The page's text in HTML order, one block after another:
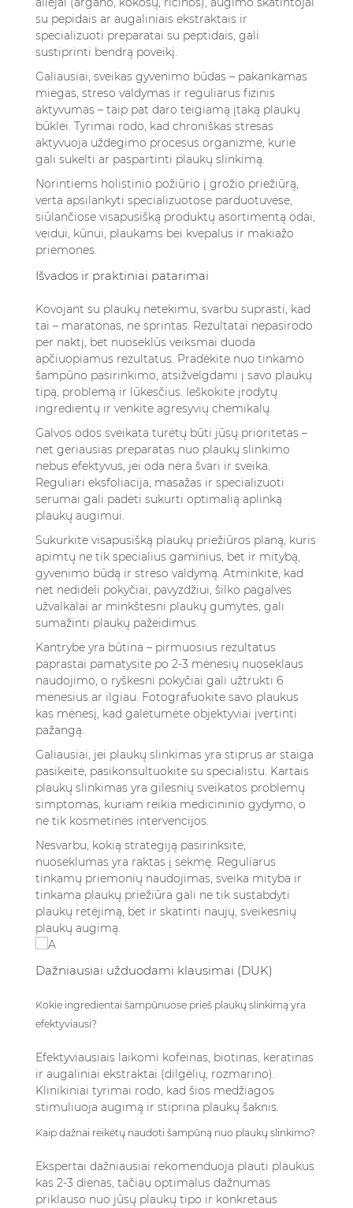
su pepidais ar augaliniais ekstraktais ir
specializuoti preparatai su peptidais, gali
sustiprinti bendrą poveikį.
Galiausiai, sveikas gyvenimo būdas – pakankamas
miegas, streso valdymas ir reguliarus fizinis
aktyvumas – taip pat daro teigiamą įtaką plaukų
būklei. Tyrimai rodo, kad chroniškas stresas
aktyvuoja uždegimo procesus organizme, kurie
gali sukelti ar paspartinti plaukų slinkimą.
Norintiems holistinio požiūrio į grožio priežiūrą,
verta apsilankyti specializuotose parduotuvėse,
siūlančiose visapusišką produktų asortimentą odai,
veidui, kūnui, plaukams bei kvepalus ir makiažo
priemones.
Išvados ir praktiniai patarimai
Kovojant su plaukų netekimu, svarbu suprasti, kad
tai – maratonas, ne sprintas. Rezultatai nepasirodo
per naktį, bet nuoseklūs veiksmai duoda
apčiuopiamus rezultatus. Pradėkite nuo tinkamo
šampūno pasirinkimo, atsižvelgdami į savo plaukų
tipą, problemą ir lūkesčius. Ieškokite įrodytų
ingredientų ir venkite agresyvių chemikalų.
Galvos odos sveikata turėtų būti jūsų prioritetas –
net geriausias preparatas nuo plaukų slinkimo
nebus efektyvus, jei oda nėra švari ir sveika.
Reguliari eksfoliacija, masažas ir specializuoti
serumai gali padėti sukurti optimalią aplinką
plaukų augimui.
Sukurkite visapusišką plaukų priežiūros planą, kuris
apimtų ne tik specialius gaminius, bet ir mitybą,
gyvenimo būdą ir streso valdymą. Atminkite, kad
net nedideli pokyčiai, pavyzdžiui, šilko pagalvės
užvalkalai ar minkštesni plaukų gumytės, gali
sumažinti plaukų pažeidimus.
Kantrybė yra būtina – pirmuosius rezultatus
paprastai pamatysite po 2-3 mėnesių nuoseklaus
naudojimo, o ryškesni pokyčiai gali užtrukti 6
mėnesius ar ilgiau. Fotografuokite savo plaukus
kas mėnesį, kad galėtumėte objektyviai įvertinti
pažangą.
Galiausiai, jei plaukų slinkimas yra stiprus ar staiga
pasikeitė, pasikonsultuokite su specialistu. Kartais
plaukų slinkimas yra gilesnių sveikatos problemų
simptomas, kuriam reikia medicininio gydymo, o
ne tik kosmetinės intervencijos.
Nesvarbu, kokią strategiją pasirinksite,
nuoseklumas yra raktas į sėkmę. Reguliarus
tinkamų priemonių naudojimas, sveika mityba ir
tinkama plaukų priežiūra gali ne tik sustabdyti
plaukų retėjimą, bet ir skatinti naujų, sveikesnių
plaukų augimą.
Dažniausiai užduodami klausimai (DUK)
Kokie ingredientai šampūnuose prieš plaukų slinkimą yra
efektyviausi?
Efektyviausiais laikomi kofeinas, biotinas, keratinas
ir augaliniai ekstraktai (dilgėlių, rozmarino).
Klinikiniai tyrimai rodo, kad šios medžiagos
stimuliuoja augimą ir stiprina plaukų šaknis.
Kaip dažnai reikėtų naudoti šampūną nuo plaukų slinkimo?
Ekspertai dažniausiai rekomenduoja plauti plaukus
kas 2-3 dienas, tačiau optimalus dažnumas
priklauso nuo jūsų plaukų tipo ir konkretaus